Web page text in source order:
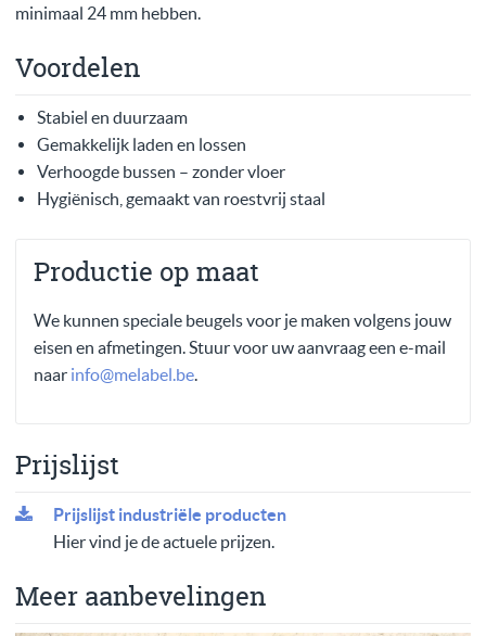
minimaal 24 mm hebben.
Voordelen
Stabiel en duurzaam
Gemakkelijk laden en lossen
Verhoogde bussen – zonder vloer
Hygiënisch, gemaakt van roestvrij staal
Productie op maat
We kunnen speciale beugels voor je maken volgens jouw
eisen en afmetingen. Stuur voor uw aanvraag een e-mail
naar info@melabel.be.
Prijslijst
Prijslijst industriële producten
Hier vind je de actuele prijzen.
Meer aanbevelingen